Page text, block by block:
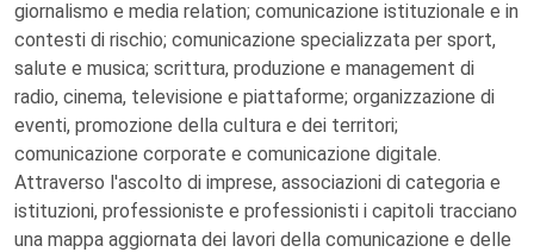
giornalismo e media relation; comunicazione istituzionale e in
contesti di rischio; comunicazione specializzata per sport,
salute e musica; scrittura, produzione e management di
radio, cinema, televisione e piattaforme; organizzazione di
eventi, promozione della cultura e dei territori;
comunicazione corporate e comunicazione digitale.
Attraverso l'ascolto di imprese, associazioni di categoria e
istituzioni, professioniste e professionisti i capitoli tracciano
una mappa aggiornata dei lavori della comunicazione e delle